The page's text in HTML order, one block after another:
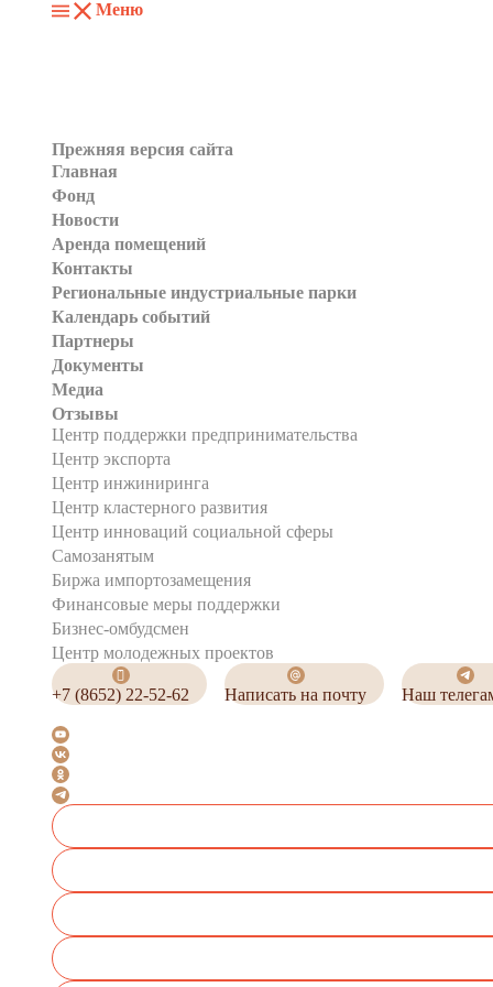
Меню
Прежняя версия сайта
Главная
Фонд
Новости
Аренда помещений
Контакты
Региональные индустриальные парки
Календарь событий
Партнеры
Документы
Медиа
Отзывы
Центр поддержки предпринимательства
Центр экспорта
Центр инжиниринга
Центр кластерного развития
Центр инноваций социальной сферы
Cамозанятым
Биржа импортозамещения
Финансовые меры поддержки
Бизнес-омбудсмен
Центр молодежных проектов
+7 (8652) 22-52-62 Написать на почту Наш